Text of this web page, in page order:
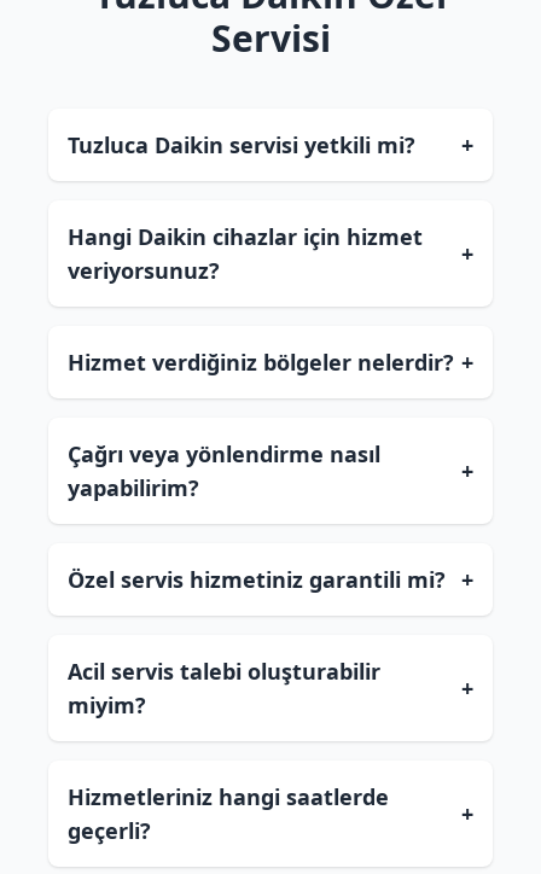
Servisi
Tuzluca Daikin servisi yetkili mi? +
Hangi Daikin cihazlar için hizmet
veriyorsunuz?
+
Hizmet verdiğiniz bölgeler nelerdir? +
Çağrı veya yönlendirme nasıl
yapabilirim?
+
Özel servis hizmetiniz garantili mi? +
Acil servis talebi oluşturabilir
miyim?
+
Hizmetleriniz hangi saatlerde
geçerli?
+